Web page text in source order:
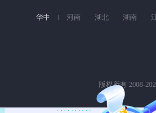
华中 河南 湖北 湖南
版权所有 2008-